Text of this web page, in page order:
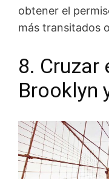
obtener el
más transitados
8. Cruzar
Brooklyn